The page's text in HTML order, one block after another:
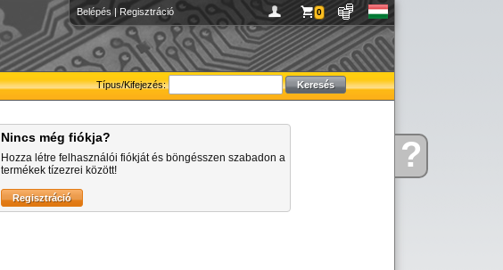
Kérdése?
Belépés | Regisztráció 0
Típus/Kifejezés:
Nincs még fiókja?
Hozza létre felhasználói fiókját és böngésszen szabadon a
termékek tízezrei között!